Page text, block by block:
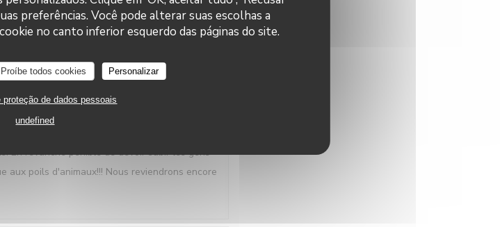
preferências. Você pode alterar suas escolhas a
no canto inferior esquerdo das páginas do site.
Proíbe todos cookies Personalizar
proteção de dados pessoais
undefined
: 4/5 MENU: 5/5 QUALITY_PRICE
En revanche pénible de devoir subir les gens
poils d'animaux!!! Nous reviendrons encore
Neptune